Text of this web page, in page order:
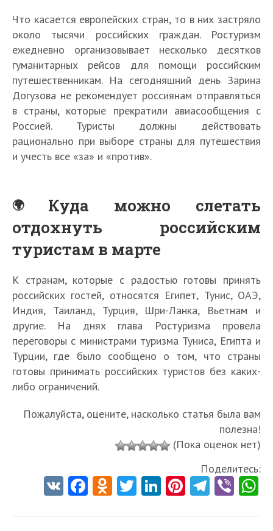
Что касается европейских стран, то в них застряло
около тысячи российских граждан. Ростуризм
ежедневно организовывает несколько десятков
гуманитарных рейсов для помощи российским
путешественникам. На сегодняшний день Зарина
Догузова не рекомендует россиянам отправляться
в страны, которые прекратили авиасообщения с
Россией. Туристы должны действовать
рационально при выборе страны для путешествия
и учесть все «за» и «против».
Куда можно слетать
отдохнуть российским
туристам в марте
К странам, которые с радостью готовы принять
российских гостей, относятся Египет, Тунис, ОАЭ,
Индия, Таиланд, Турция, Шри-Ланка, Вьетнам и
другие. На днях глава Ростуризма провела
переговоры с министрами туризма Туниса, Египта и
Турции, где было сообщено о том, что страны
готовы принимать российских туристов без каких-
либо ограничений.
Пожалуйста, оцените, насколько статья была вам
полезна!
(Пока оценок нет)
Поделитесь:
V Fa O T Li Pi Te Vi